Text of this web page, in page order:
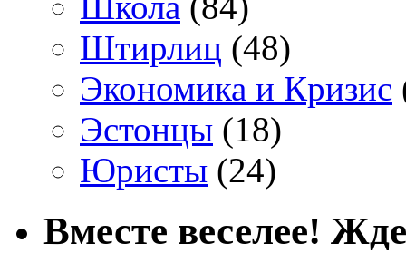
Штирлиц (48)
Экономика и Кризис
Эстонцы (18)
Юристы (24)
Вместе веселее!